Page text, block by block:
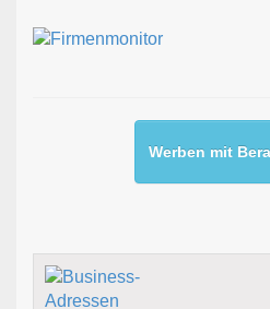
Werben mit